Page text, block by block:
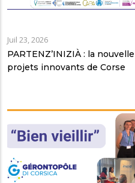
Juil 23, 2026
PARTENZ’INIZIÀ : la
projets innovants de Corse